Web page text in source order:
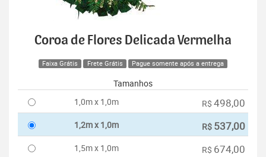
Coroa de Flores Delicada Vermelha
Faixa Grátis Frete Grátis Pague somente após a entrega
Tamanhos
1,0m x 1,0m
R$ 498,00
1,2m x 1,0m R$ 537,00
1,5m x 1,0m R$ 674,00